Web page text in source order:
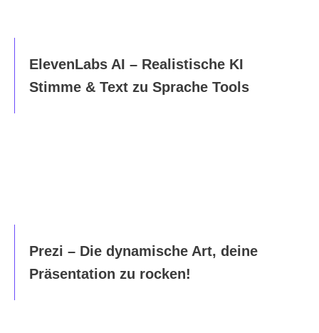
ElevenLabs AI – Realistische KI
Stimme & Text zu Sprache Tools
Prezi – Die dynamische Art, deine
Präsentation zu rocken!